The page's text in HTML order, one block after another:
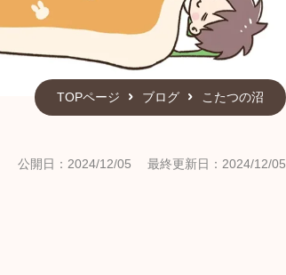
TOPページ ブログ こたつの沼
公開日：2024/12/05 最終更新日：2024/12/05